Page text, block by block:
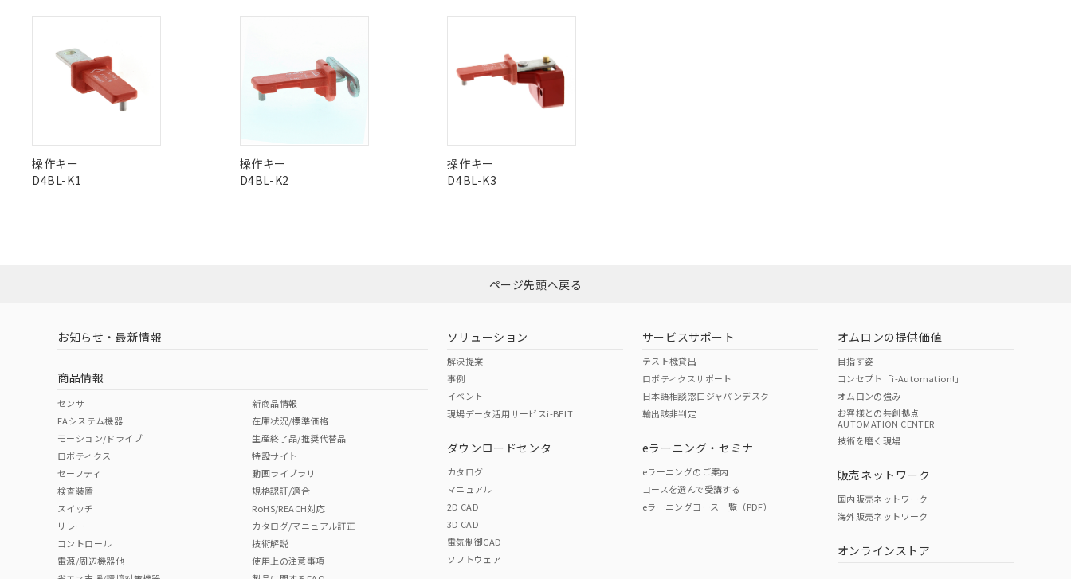
操作キー
D4BL-K1
操作キー
D4BL-K2
操作キー
D4BL-K3
在庫状況および標準価格結果を当社の事前の承諾なく第三者に漏洩または開示しないようお願いしま
マイパーツ機能（部品リスト作成サービス）をご利用いただくには、I-Webメンバーズにご登録され
ている必要があります。
お客様が当ウェブサイト上で当社にご登録された部品リストについて、当社および当社の共同利用者
が、当社の製品・サービスに関するお客様との取引・商談に必要な範囲で利用することをご了承くだ
いる法人を指します。
部品在庫の切り替え状況などにより、予定月が前後することがあります。
※3 非含有証明書ダウンロード
51物質の非含有証明書（当社基準）
※本証明書は発行日時点で非含有を証明するもので、過去に遡って非含有を証明するものではありません。
「10」：通常の使用状況下において有害物質が外部に漏えいし、環境に深刻な影響を及ぼさない年数を意
味します。
「－」：未確認です。当社販売部門へお問い合わせください。
たしません。
－
在庫なし(最新の在庫状況については、お客様のお取引先、またはお客様担当のオムロン制御
空
白
受注生産機種、また在庫状況の情報を公開していない機種
ページ先頭へ戻る
お知らせ・最新情報
商品情報
センサ
FAシステム機器
モーション/ドライブ
ロボティクス
セーフティ
検査装置
スイッチ
リレー
コントロール
電源/周辺機器他
新商品情報
在庫状況/標準価格
生産終了品/推奨代替品
特設サイト
動画ライブラリ
規格認証/適合
RoHS/REACH対応
カタログ/マニュアル訂正
技術解説
使用上の注意事項
ソリューション
解決提案
事例
イベント
現場データ活用サービスi-BELT
ダウンロードセンタ
カタログ
マニュアル
2D CAD
3D CAD
電気制御CAD
ソフトウェア
サービスサポート
テスト機貸出
ロボティクスサポート
日本語相談窓口ジャパンデスク
輸出該非判定
eラーニング・セミナ
eラーニングのご案内
コースを選んで受講する
eラーニングコース一覧（PDF）
オムロンの提供価値
目指す姿
コンセプト「i-Automation!」
オムロンの強み
お客様との共創拠点
AUTOMATION CENTER
技術を磨く現場
販売ネットワーク
国内販売ネットワーク
海外販売ネットワーク
オンラインストア